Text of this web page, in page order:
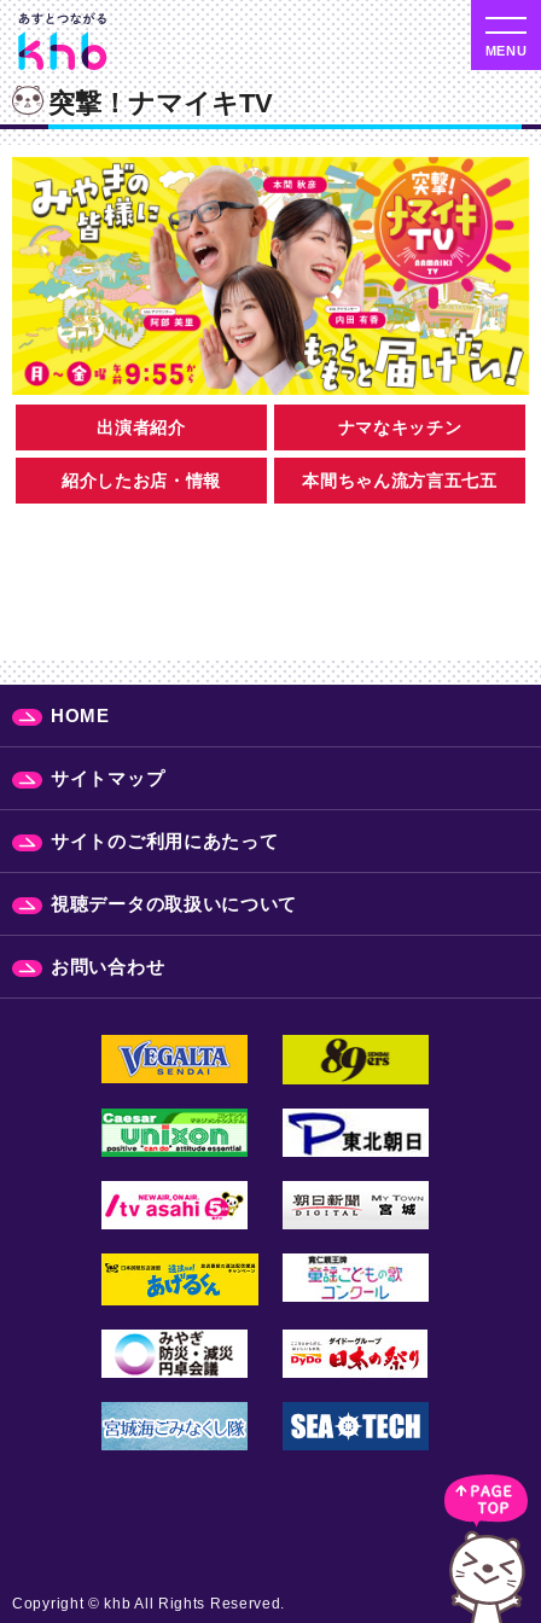
突撃！ナマイキTV
出演者紹介 ナマなキッチン
紹介したお店・情報 本間ちゃん流方言五七五
HOME
サイトマップ
サイトのご利用にあたって
視聴データの取扱いについて
お問い合わせ
Copyright © khb All Rights Reserved.